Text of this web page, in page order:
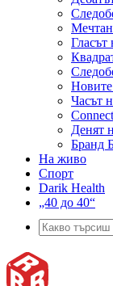
Гласът
Часът
Денят
Бранд
На живо
Спорт
Darik Health
„40 до 40“